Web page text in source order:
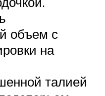
объем с
на
талией